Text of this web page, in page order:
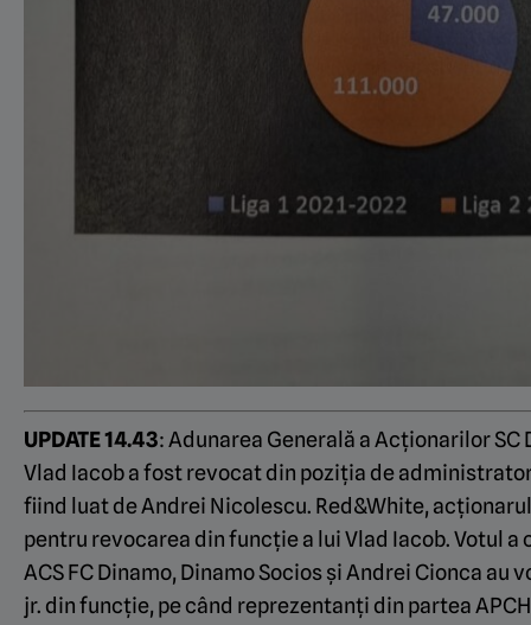
UPDATE 14.43: Adunarea Generală a Acționarilor SC
Vlad Iacob a fost revocat din poziția de
fiind luat de Andrei Nicolescu. Red&White,
pentru revocarea din funcție a lui Vlad Iacob. Votul
ACS FC Dinamo, Dinamo Socios și Andrei Cionca
jr. din funcție, pe când reprezentanți din partea